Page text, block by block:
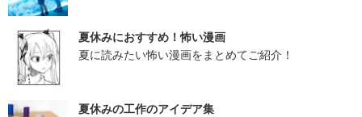
夏休みにおすすめ！怖い漫画
夏に読みたい怖い漫画をまとめてご紹介！
夏休みの工作のアイデア集